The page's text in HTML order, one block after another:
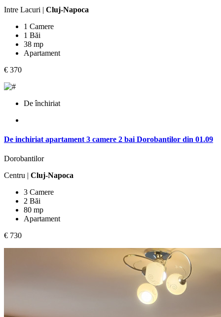
Intre Lacuri | Cluj-Napoca
1 Camere
1 Băi
38 mp
Apartament
€ 370
De închiriat
De inchiriat apartament 3 camere 2 bai Dorobantilor din 01.09
Dorobantilor
Centru | Cluj-Napoca
3 Camere
2 Băi
80 mp
Apartament
€ 730